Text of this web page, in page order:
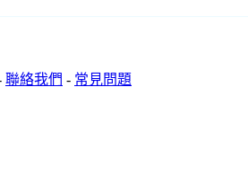
聯絡我們 - 常見問題